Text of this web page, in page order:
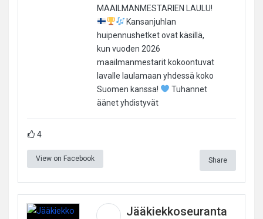
MAAILMANMESTARIEN LAULU!
Kansanjuhlan
huipennushetket ovat käsillä,
kun vuoden 2026
maailmanmestarit kokoontuvat
lavalle laulamaan yhdessä koko
Suomen kanssa!
Tuhannet
äänet yhdistyvät
4
View on Facebook Share
Jääkiekkoseuranta